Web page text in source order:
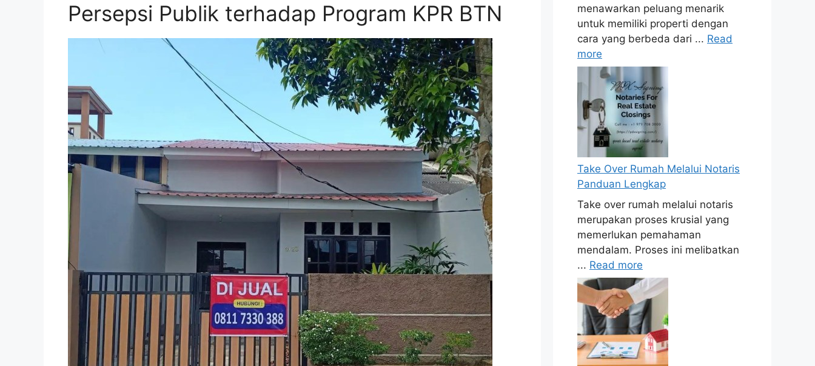
Persepsi Publik terhadap Program KPR BTN
menawarkan peluang menarik
untuk memiliki properti dengan
cara yang berbeda dari ... Read
more
Take Over Rumah Melalui Notaris
Panduan Lengkap
Take over rumah melalui notaris
merupakan proses krusial yang
memerlukan pemahaman
mendalam. Proses ini melibatkan
... Read more